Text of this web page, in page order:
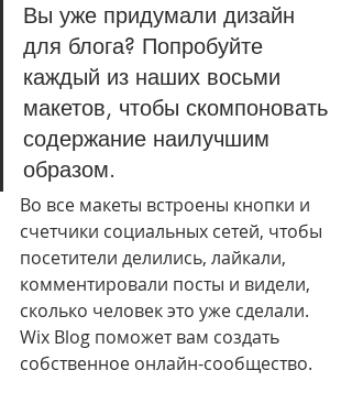
Вы уже придумали дизайн
для блога? Попробуйте
каждый из наших восьми
макетов, чтобы скомпоновать
содержание наилучшим
образом.
Во все макеты встроены кнопки и
счетчики социальных сетей, чтобы
посетители делились, лайкали,
комментировали посты и видели,
сколько человек это уже сделали.
Wix Blog поможет вам создать
собственное онлайн-сообщество.